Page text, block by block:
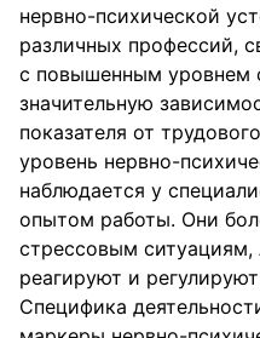
нервно-психической
различных профессий,
с повышенным уровнем
значительную
показателя от
уровень нервно-
наблюдается у
опытом работы. Они
стрессовым ситуациям,
реагируют и
Специфика